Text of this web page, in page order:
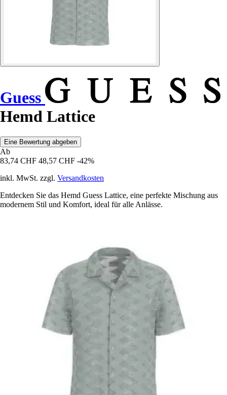
Guess
Hemd Lattice
Eine Bewertung abgeben
Ab
83,74 CHF 48,57 CHF -42%
inkl. MwSt. zzgl. Versandkosten
Entdecken Sie das Hemd Guess Lattice, eine perfekte Mischung aus
modernem Stil und Komfort, ideal für alle Anlässe.